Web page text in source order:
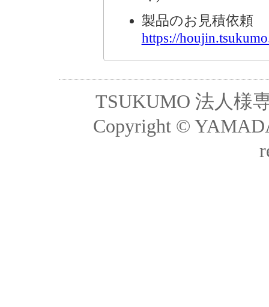
製品のお見積依頼
https://
TSUKUMO 法人様
Copyright ©